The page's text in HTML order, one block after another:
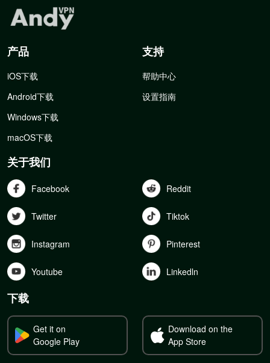
产品
iOS下载
Android下载
Windows下载
macOS下载
支持
帮助中心
设置指南
关于我们
Facebook Reddit
Twitter Tiktok
Instagram Pinterest
Youtube Linkedln
下载
Get it on
Google Play
Download on the
App Store